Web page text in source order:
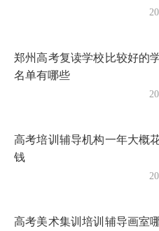
郑州高考复读学校比较好的
名单有哪些
高考培训辅导机构一年大概
钱
高考美术集训培训辅导画室